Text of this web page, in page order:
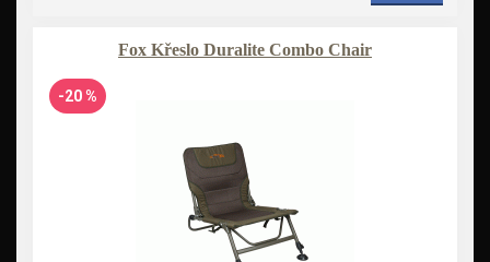
Fox Křeslo Duralite Combo Chair
-20 %